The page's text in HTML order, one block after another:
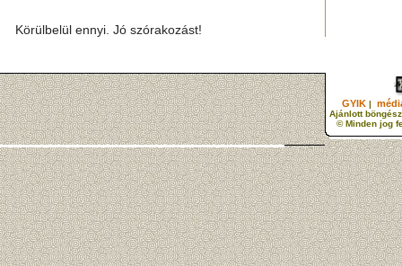
Körülbelül ennyi. Jó szórakozást!
GYIK |
Ajánlott
© Minden jog